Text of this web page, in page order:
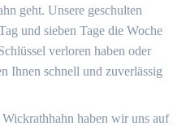
geht. Unsere geschulten
und sieben Tage die Woche
verloren haben oder
Ihnen schnell und zuverlässig
haben wir uns auf